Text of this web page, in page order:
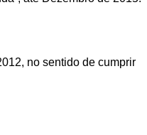
no sentido de cumprir